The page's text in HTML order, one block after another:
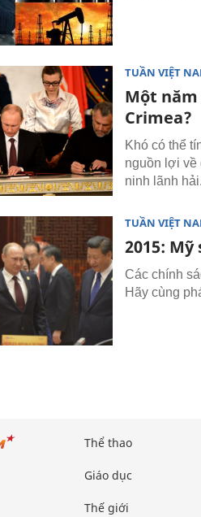
TUẦN VIỆT
Một
Crimea?
Khó có thể
nguồn lợi về
ninh lãnh
TUẦN VIỆT
2015:
Các chính
Hãy cùng
Thể thao
Giáo dục
Thế giới